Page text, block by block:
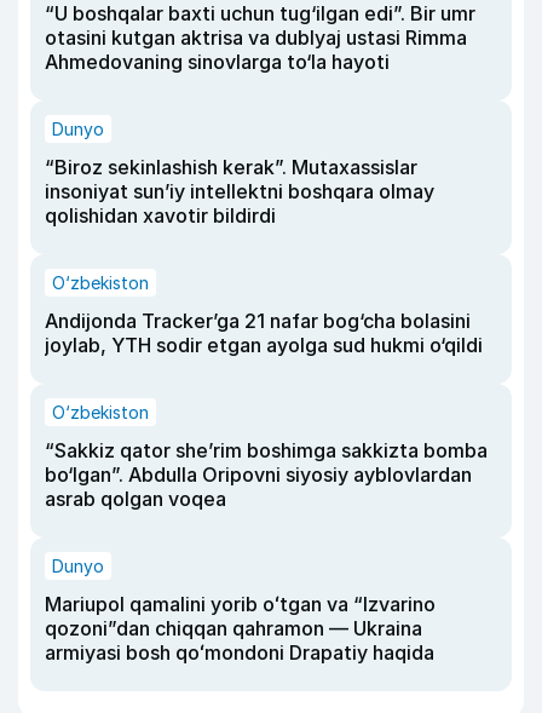
“U boshqalar baxti uchun tug‘ilgan edi”. Bir umr
otasini kutgan aktrisa va dublyaj ustasi Rimma
Ahmedovaning sinovlarga to‘la hayoti
Dunyo
“Biroz sekinlashish kerak”. Mutaxassislar
insoniyat sun’iy intellektni boshqara olmay
qolishidan xavotir bildirdi
O‘zbekiston
Andijonda Tracker’ga 21 nafar bog‘cha bolasini
joylab, YTH sodir etgan ayolga sud hukmi o‘qildi
O‘zbekiston
“Sakkiz qator she’rim boshimga sakkizta bomba
bo‘lgan”. Abdulla Oripovni siyosiy ayblovlardan
asrab qolgan voqea
Dunyo
Mariupol qamalini yorib oʻtgan va “Izvarino
qozoni”dan chiqqan qahramon — Ukraina
armiyasi bosh qoʻmondoni Drapatiy haqida